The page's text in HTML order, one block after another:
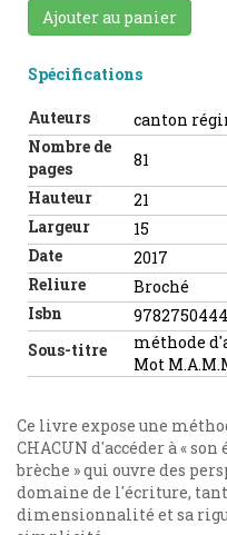
Ajouter au panier
Spécifications
Auteurs
canton
Nombre de
pages
81
Hauteur
21
Largeur
15
Date
2017
Reliure
Broché
Isbn
Sous-titre
méthode
Mot
Ce livre expose une
CHACUN d'accéder à «
brèche » qui ouvre des
domaine de l'écriture,
dimensionnalité et sa